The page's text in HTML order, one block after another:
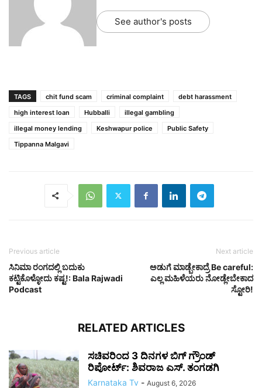
See author's posts
TAGS chit fund scam criminal complaint
debt harassment
high interest loan
Hubballi
illegal gambling
illegal money lending
Keshwapur police
Public Safety
Tippanna Malgavi
Previous article
ಸಿನಿಮಾ ರಂಗದಲ್ಲಿ ಬದುಕು
ಕಟ್ಟಿಕೊಳ್ಳೋದು ಕಷ್ಟ!: Bala Rajwadi
Podcast
Next article
ಅಡುಗೆ ಮಾಡ್ಬೇಕಾದ್ರೆ Be careful:
ಎಲ್ಲ ಮಹಿಳೆಯರು ನೋಡ್ಲೇಬೇಕಾದ
ಸ್ಟೋರಿ!
RELATED ARTICLES
ಸಚಿವರಿಂದ 3 ದಿನಗಳ ಬಿಗ್ ಗ್ರೌಂಡ್
ರಿಪೋರ್ಟ್: ಶಿವರಾಜ ಎಸ್. ತಂಗಡಗಿ
Karnataka Tv - August 6, 2026